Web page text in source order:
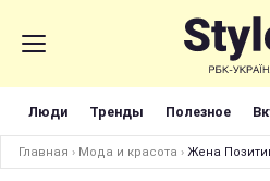
Люди Тренды Полезное
Главная › Мода и красота › Жена